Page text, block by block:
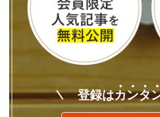
登録はカンタ